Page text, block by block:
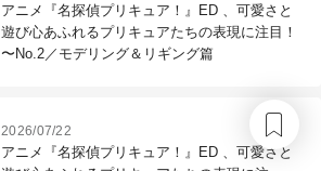
アニメ『名探偵プリキュア！』ED 、可愛さと
遊び心あふれるプリキュアたちの表現に注目！
〜No.2／モデリング＆リギング篇
2026/07/22
アニメ『名探偵プリキュア！』ED 、可愛さと